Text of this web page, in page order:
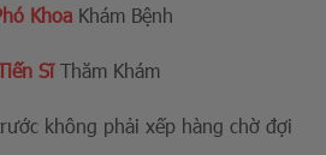
Khoa Khám Bệnh
SĩThăm Khám
không phải xếp hàng chờ đợi